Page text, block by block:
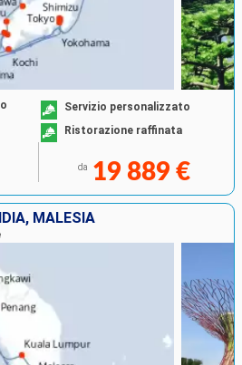
Servizio personalizzato
Ristorazione raffinata
da 19 889 €
MALESIA